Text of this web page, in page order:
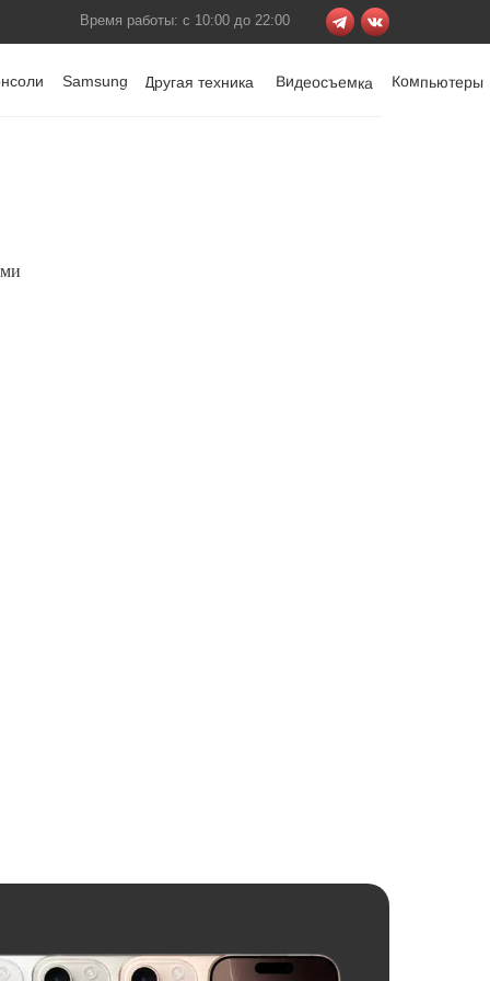
Время работы: с 10:00 до 22:00
Компьютеры
Видеосъемка
Другая техника
Samsung